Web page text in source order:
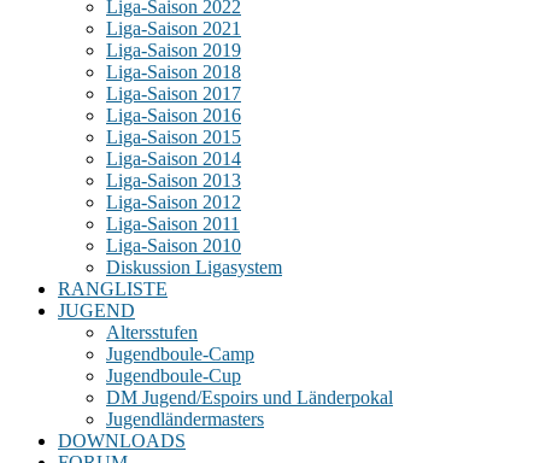
Liga-Saison 2022
Liga-Saison 2021
Liga-Saison 2019
Liga-Saison 2018
Liga-Saison 2017
Liga-Saison 2016
Liga-Saison 2015
Liga-Saison 2014
Liga-Saison 2013
Liga-Saison 2012
Liga-Saison 2011
Liga-Saison 2010
Diskussion Ligasystem
RANGLISTE
JUGEND
Altersstufen
Jugendboule-Camp
Jugendboule-Cup
DM Jugend/Espoirs und Länderpokal
Jugendländermasters
DOWNLOADS